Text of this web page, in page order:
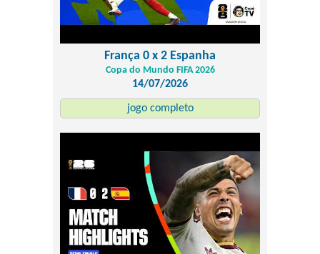
França 0 x 2 Espanha
Copa do Mundo FIFA 2026
14/07/2026
jogo completo